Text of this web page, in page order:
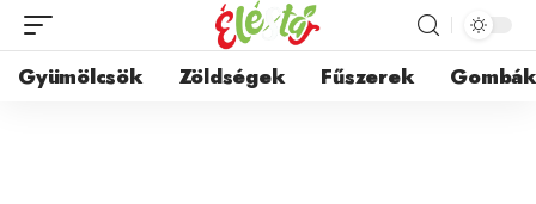
Gyümölcsök Zöldségek Fűszerek Gombák